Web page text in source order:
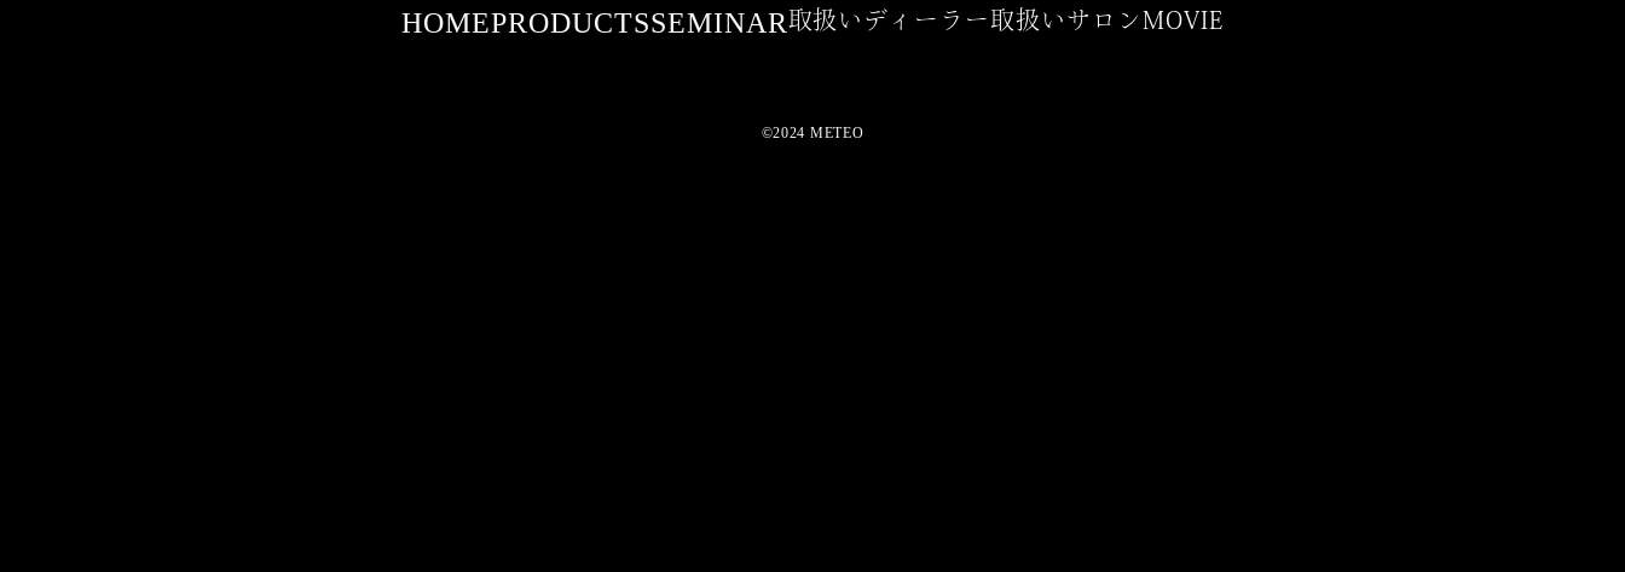
HOMEPRODUCTSSEMINAR取扱いディーラー取扱いサロン MOVIE
©2024 METEO